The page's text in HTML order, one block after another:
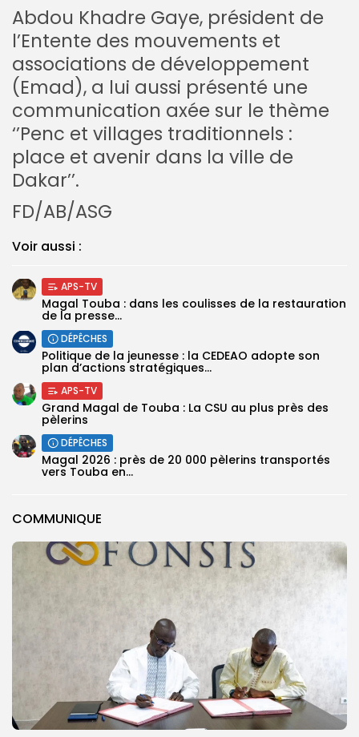
COMMUNIQUE
Abdou Khadre Gaye, président de
l’Entente des mouvements et
associations de développement
(Emad), a lui aussi présenté une
communication axée sur le thème
‘’Penc et villages traditionnels :
place et avenir dans la ville de
Dakar’’.
FD/AB/ASG
Voir aussi :
APS-TV
Magal Touba : dans les coulisses de la restauration
de la presse...
DÉPÊCHES
Politique de la jeunesse : la CEDEAO adopte son
plan d’actions stratégiques...
APS-TV
Grand Magal de Touba : La CSU au plus près des
pèlerins
DÉPÊCHES
Magal 2026 : près de 20 000 pèlerins transportés
vers Touba en...